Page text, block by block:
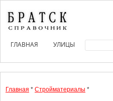
ГЛАВНАЯ УЛИЦЫ
Главная * Стройматериалы *